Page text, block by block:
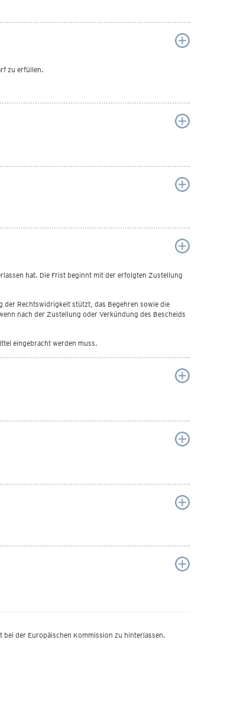
zu erfüllen.
hat. Die Frist beginnt mit der erfolgten Zustellung
der Rechtswidrigkeit stützt, das Begehren sowie die
nach der Zustellung oder Verkündung des Bescheids
eingebracht werden muss.
der Europäischen Kommission zu hinterlassen.